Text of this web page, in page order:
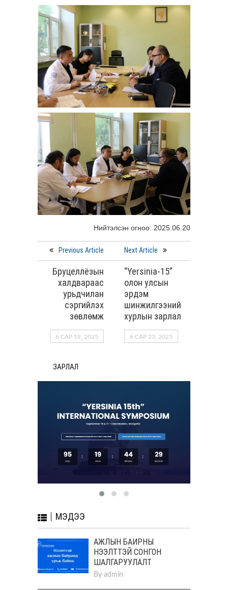
Нийтэлсэн огноо: 2025.06.20
Previous Article
Бруцеллёзын
халдвараас
урьдчилан
сэргийлэх
зөвлөмж
6 САР 19, 2025
Next Article
“Yersinia-15”
олон улсын
эрдэм
шинжилгээний
хурлын зарлал
6 САР 23, 2025
ЗАРЛАЛ
МЭДЭЭ
АЖЛЫН БАЙРНЫ
НЭЭЛТТЭЙ СОНГОН
ШАЛГАРУУЛАЛТ
By admin